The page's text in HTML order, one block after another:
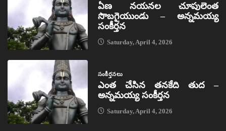
ఏణ నయనల చూపులెంత
సొబగైయుండు – అన్నమయ్య
సంకీర్తన
Saturday, April 4, 2026
సంకీర్తనలు
ఎంత చేసిన తనకేది తుద –
అన్నమయ్య సంకీర్తన
Saturday, April 4, 2026